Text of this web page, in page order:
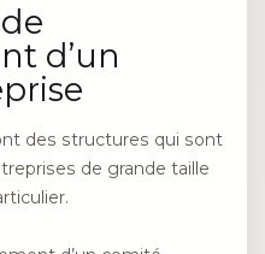
d’un
des structures qui sont
de grande taille